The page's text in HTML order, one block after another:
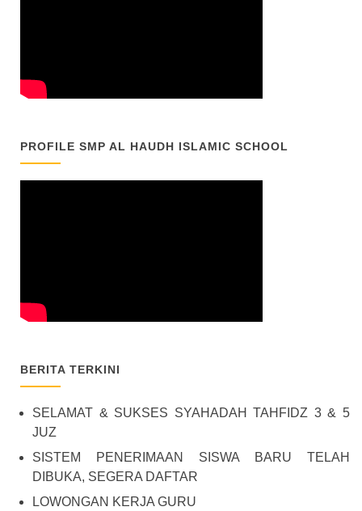
PROFILE SMP AL HAUDH ISLAMIC SCHOOL
BERITA TERKINI
SELAMAT & SUKSES SYAHADAH TAHFIDZ 3 & 5
JUZ
SISTEM PENERIMAAN SISWA BARU TELAH
DIBUKA, SEGERA DAFTAR
LOWONGAN KERJA GURU